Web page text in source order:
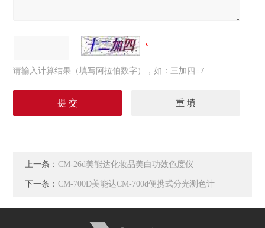
请输入计算结果（填写阿拉伯数字），如：三加四=7
上一条：CM-26d美能达化妆品美白功效色度仪
下一条：CM-700D美能达CM-700d便携式分光测色计